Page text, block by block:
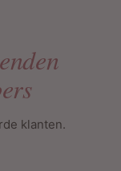
klanten.